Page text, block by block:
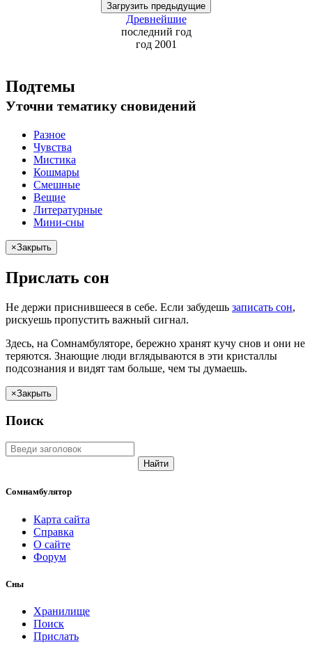
Загрузить предыдущие
Древнейшие
последний год
год 2001
Подтемы
Уточни тематику сновидений
Разное
Чувства
Мистика
Кошмары
Смешные
Вещие
Литературные
Мини-сны
×Закрыть
Прислать сон
Не держи приснившееся в себе. Если забудешь записать сон,
рискуешь пропустить важный сигнал.
Здесь, на Сомнамбуляторе, бережно хранят кучу снов и они не
теряются. Знающие люди вглядываются в эти кристаллы
подсознания и видят там больше, чем ты думаешь.
×Закрыть
Поиск
Найти
Сомнамбулятор
Карта сайта
Справка
О сайте
Форум
Сны
Хранилище
Поиск
Прислать